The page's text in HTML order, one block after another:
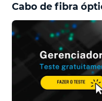
Cabo de fibra